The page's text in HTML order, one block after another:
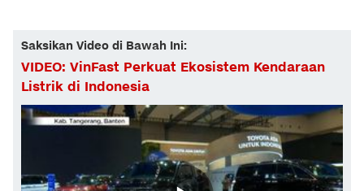
Saksikan Video di Bawah Ini:
VIDEO: VinFast Perkuat Ekosistem Kendaraan
Listrik di Indonesia